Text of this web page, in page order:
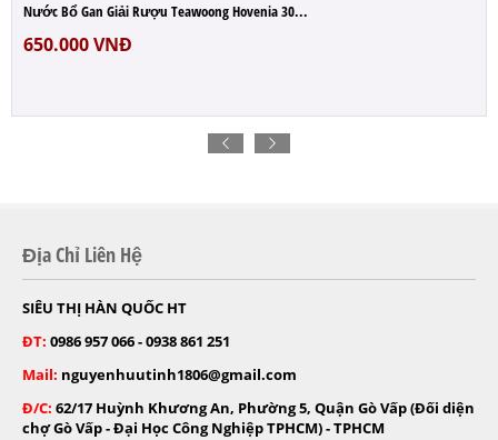
Nước Bổ Gan Giải Rượu Teawoong Hovenia 30...
650.000VNĐ
Địa Chỉ Liên Hệ
SIÊU THỊ HÀN QUỐC HT
ĐT: 0986 957 066 - 0938 861 251
Mail: nguyenhuutinh1806@gmail.com
Đ/C: 62/17 Huỳnh Khương An, Phường 5, Quận Gò Vấp (Đối diện
chợ Gò Vấp - Đại Học Công Nghiệp TPHCM) - TPHCM